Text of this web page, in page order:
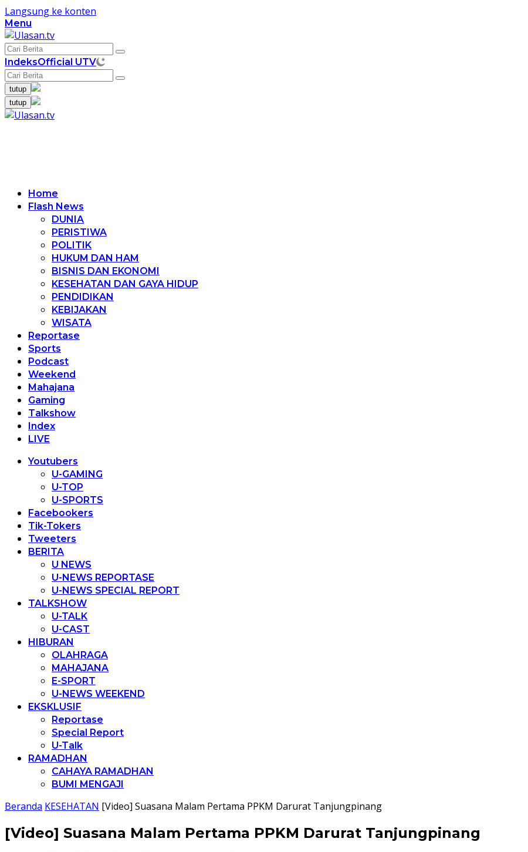
Langsung ke konten
Menu
IndeksOfficial UTV
tutup
tutup
Home
Flash News
DUNIA
PERISTIWA
POLITIK
HUKUM DAN HAM
BISNIS DAN EKONOMI
KESEHATAN DAN GAYA HIDUP
PENDIDIKAN
KEBIJAKAN
WISATA
Reportase
Sports
Podcast
Weekend
Mahajana
Gaming
Talkshow
Index
LIVE
Youtubers
U-GAMING
U-TOP
U-SPORTS
Facebookers
Tik-Tokers
Tweeters
BERITA
U NEWS
U-NEWS REPORTASE
U-NEWS SPECIAL REPORT
TALKSHOW
U-TALK
U-CAST
HIBURAN
OLAHRAGA
MAHAJANA
E-SPORT
U-NEWS WEEKEND
EKSKLUSIF
Reportase
Special Report
U-Talk
RAMADHAN
CAHAYA RAMADHAN
BUMI MENGAJI
Beranda KESEHATAN [Video] Suasana Malam Pertama PPKM Darurat Tanjungpinang
[Video] Suasana Malam Pertama PPKM Darurat Tanjungpinang